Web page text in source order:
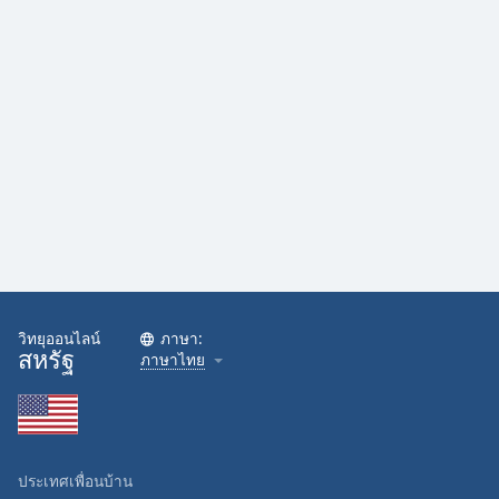
วิทยุออนไลน์
สหรัฐ
ภาษา:
ภาษาไทย
ประเทศเพื่อนบ้าน